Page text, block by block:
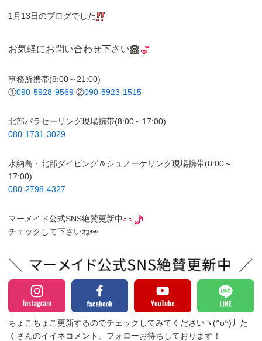
1月13日のブログでした
お気軽にお問い合わせ下さい
事務所携帯(8:00～21:00)
①090-5928-9569 ②090-5923-1515
北部パラセーリング現場携帯(8:00～17:00)
080-1731-3029
水納島・北部ダイビング＆シュノーケリング現場携帯(8:00～
17:00)
080-2798-4327
マーメイド公式SNS絶賛更新中
チェックして下さいね👀
ちょこちょこ更新するのでチェックしてみてくださいヽ(^o^)丿 た
くさんのイイネコメント、フォローお待ちしております！